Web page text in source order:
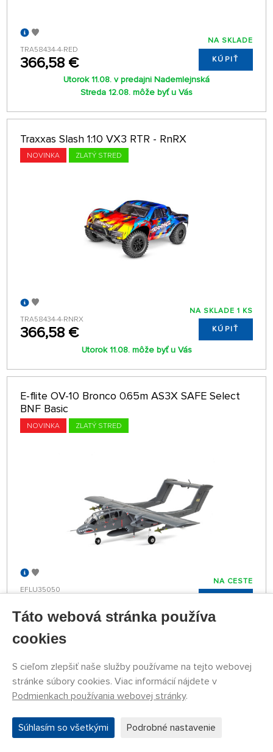
TRA58434-4-RED
366,58 €
NA SKLADE
KÚPIŤ
Utorok 11.08. v predajni Nademlejnská
Streda 12.08. môže byť u Vás
Traxxas Slash 1:10 VX3 RTR - RnRX
NOVINKA ZLATÝ STRED
TRA58434-4-RNRX
366,58 €
NA SKLADE 1 KS
KÚPIŤ
Utorok 11.08. môže byť u Vás
E-flite OV-10 Bronco 0.65m AS3X SAFE Select
BNF Basic
NOVINKA ZLATÝ STRED
EFLU35050
NA CESTE
Predpoklad naskladnenia 27.08.
Arrma Gorgon 223S BLX DSC 2WD 1:10 RTR
Freedom Flyer
NOVINKA ZLATÝ STRED
Táto webová stránka používa
cookies
S cieľom zlepšiť naše služby používame na tejto webovej
stránke súbory cookies. Viac informácií nájdete v
Podmienkach používania webovej stránky.
Súhlasím so všetkými Podrobné nastavenie